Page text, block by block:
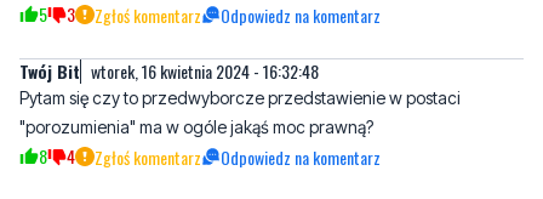
5 3 Zgłoś komentarz Odpowiedz na komentarz
Twój Bit wtorek, 16 kwietnia 2024 - 16:32:48
Pytam się czy to przedwyborcze przedstawienie w postaci
"porozumienia" ma w ogóle jakąś moc prawną?
8 4 Zgłoś komentarz Odpowiedz na komentarz